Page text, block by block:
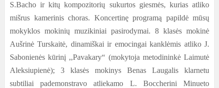
S.Bacho ir kitų kompozitorių sukurtos giesmės, kurias atliko
mišrus kamerinis choras. Koncertinę programą papildė mūsų
mokyklos mokinių muzikiniai pasirodymai. 8 klasės mokinė
Aušrinė Turskaitė, dinamiškai ir emocingai kanklėmis atliko J.
Sabonienės kūrinį ,,Pavakary“ (mokytoja metodininkė Laimutė
Aleksiupienė); 3 klasės mokinys Benas Laugalis klarnetu
subtiliai pademonstravo atliekamo L. Boccherini Minueto